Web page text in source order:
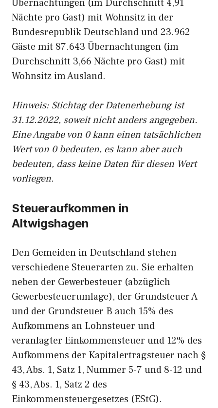
Übernachtungen (im Durchschnitt 4,91
Nächte pro Gast) mit Wohnsitz in der
Bundesrepublik Deutschland und 23.962
Gäste mit 87.643 Übernachtungen (im
Durchschnitt 3,66 Nächte pro Gast) mit
Wohnsitz im Ausland.
Hinweis: Stichtag der Datenerhebung ist
31.12.2022, soweit nicht anders angegeben.
Eine Angabe von 0 kann einen tatsächlichen
Wert von 0 bedeuten, es kann aber auch
bedeuten, dass keine Daten für diesen Wert
vorliegen.
Steueraufkommen in
Altwigshagen
Den Gemeiden in Deutschland stehen
verschiedene Steuerarten zu. Sie erhalten
neben der Gewerbesteuer (abzüglich
Gewerbesteuerumlage), der Grundsteuer A
und der Grundsteuer B auch 15% des
Aufkommens an Lohnsteuer und
veranlagter Einkommensteuer und 12% des
Aufkommens der Kapitalertragsteuer nach §
43, Abs. 1, Satz 1, Nummer 5-7 und 8-12 und
§ 43, Abs. 1, Satz 2 des
Einkommensteuergesetzes (EStG).